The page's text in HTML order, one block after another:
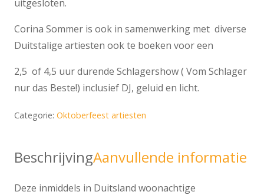
uitgesloten.
Corina Sommer is ook in samenwerking met diverse
Duitstalige artiesten ook te boeken voor een
2,5 of 4,5 uur durende Schlagershow ( Vom Schlager
nur das Beste!) inclusief DJ, geluid en licht.
Categorie: Oktoberfeest artiesten
BeschrijvingAanvullende informatie
Deze inmiddels in Duitsland woonachtige